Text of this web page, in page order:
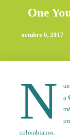
One
octubre 6, 2017
N
a
colombianos.